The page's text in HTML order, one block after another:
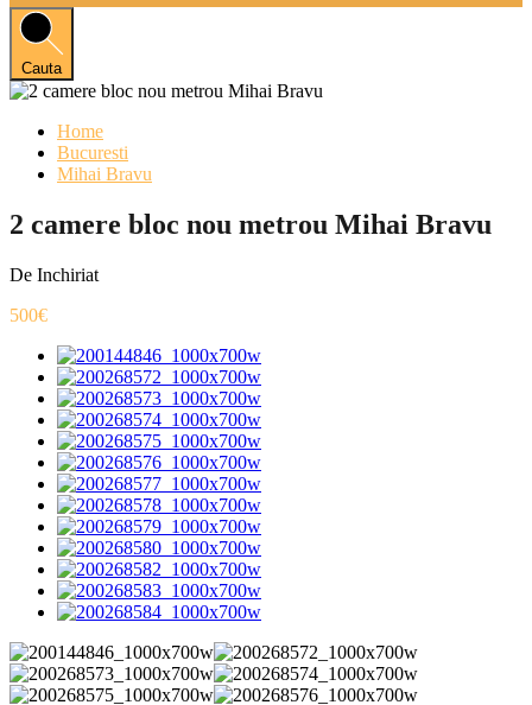
Cauta
Home
Bucuresti
Mihai Bravu
2 camere bloc nou metrou Mihai Bravu
De Inchiriat
500€